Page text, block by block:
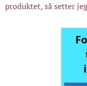
produktet, så setter